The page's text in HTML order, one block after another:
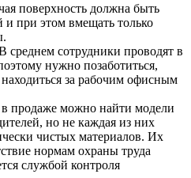
поверхность должна быть
и при этом вмещать только
среднем сотрудники проводят в
нужно позаботиться,
за рабочим офисным
в продаже можно найти модели
но не каждая из них
чистых материалов. Их
нормам охраны труда
службой контроля